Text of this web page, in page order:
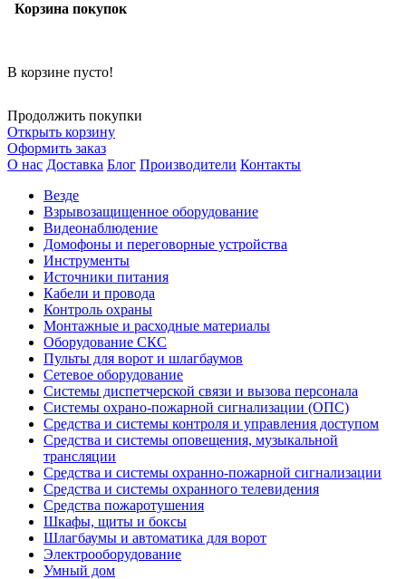
Корзина покупок
В корзине пусто!
Продолжить покупки
Открыть корзину
Оформить заказ
О нас Доставка Блог Производители Контакты
Везде
Взрывозащищенное оборудование
Видеонаблюдение
Домофоны и переговорные устройства
Инструменты
Источники питания
Кабели и провода
Контроль охраны
Монтажные и расходные материалы
Оборудование СКС
Пульты для ворот и шлагбаумов
Сетевое оборудование
Системы диспетчерской связи и вызова персонала
Системы охрано-пожарной сигнализации (ОПС)
Средства и системы контроля и управления доступом
Средства и системы оповещения, музыкальной
трансляции
Средства и системы охранно-пожарной сигнализации
Средства и системы охранного телевидения
Средства пожаротушения
Шкафы, щиты и боксы
Шлагбаумы и автоматика для ворот
Электрооборудование
Умный дом